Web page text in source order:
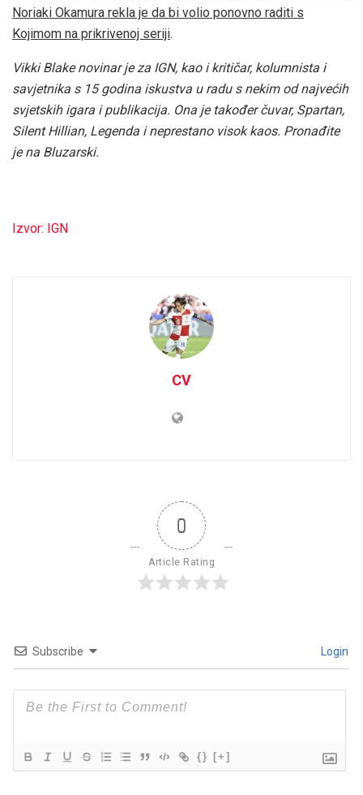
Noriaki Okamura rekla je da bi volio ponovno raditi s
Kojimom na prikrivenoj seriji.
Vikki Blake novinar je za IGN, kao i kritičar, kolumnista i
savjetnika s 15 godina iskustva u radu s nekim od najvećih
svjetskih igara i publikacija. Ona je također čuvar, Spartan,
Silent Hillian, Legenda i neprestano visok kaos. Pronađite
je na Bluzarski.
Izvor: IGN
CV
0
Article Rating
Subscribe Login
{} [+]